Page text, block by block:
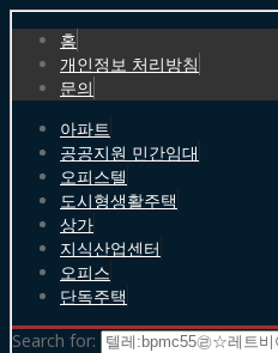
홈
개인정보 처리방침
문의
아파트
공공지원 민간임대
오피스텔
도시형생활주택
상가
지식산업센터
오피스
단독주택
Search for: